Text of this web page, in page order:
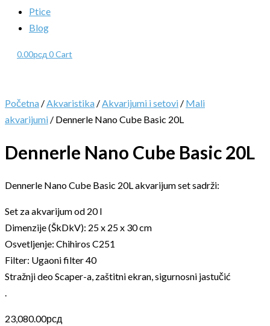
Ptice
Blog
0.00рсд 0Cart
Početna /Akvaristika /Akvarijumi i setovi / Mali
akvarijumi / Dennerle Nano Cube Basic 20L
Dennerle Nano Cube Basic 20L
Dennerle Nano Cube Basic 20L akvarijum set sadrži:
Set za akvarijum od 20 l
Dimenzije (ŠkDkV): 25 x 25 x 30 cm
Osvetljenje: Chihiros C251
Filter: Ugaoni filter 40
Stražnji deo Scaper-a, zaštitni ekran, sigurnosni jastučić
23,080.00рсд